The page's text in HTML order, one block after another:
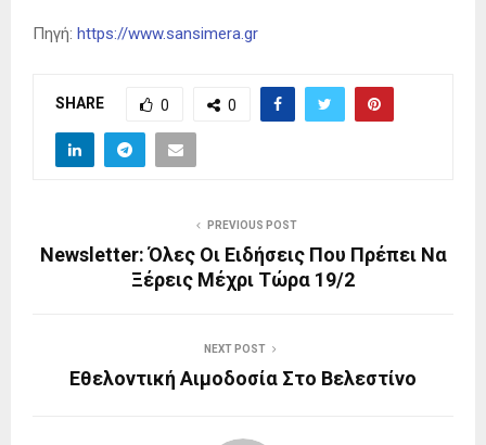
Πηγή: https://www.sansimera.gr
SHARE 0 0
PREVIOUS POST
Newsletter: Όλες Οι Ειδήσεις Που Πρέπει Να
Ξέρεις Μέχρι Τώρα 19/2
NEXT POST
Εθελοντική Αιμοδοσία Στο Βελεστίνο